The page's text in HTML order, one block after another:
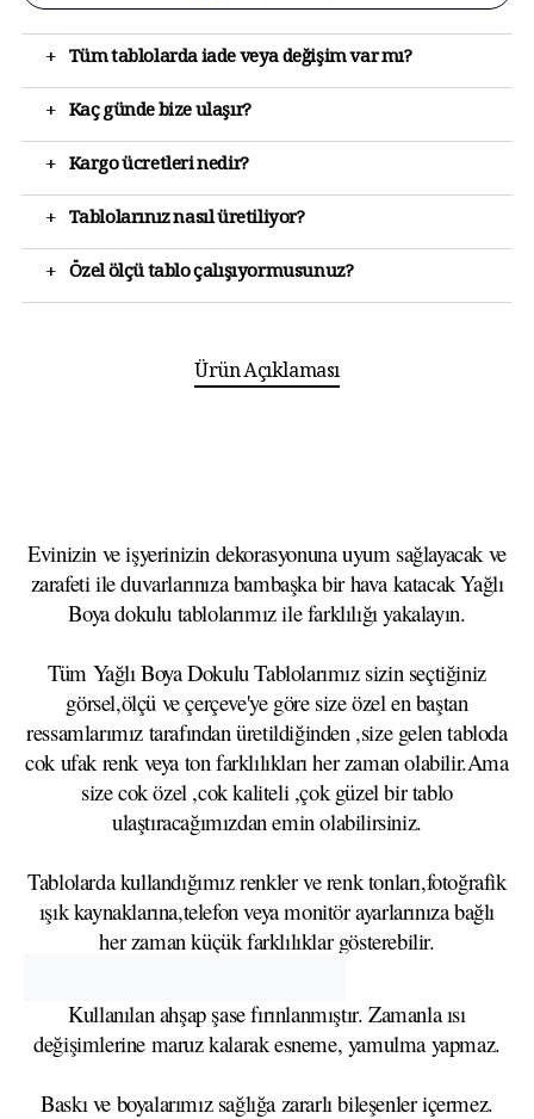
+ Tüm tablolarda iade veya değişim var mı?
+ Kaç günde bize ulaşır?
+ Kargo ücretleri nedir?
+ Tablolarınız nasıl üretiliyor?
+ Özel ölçü tablo çalışıyormusunuz?
Ürün Açıklaması
Evinizin ve işyerinizin dekorasyonuna uyum sağlayacak ve
zarafeti ile duvarlarınıza bambaşka bir hava katacak Yağlı
Boya dokulu tablolarımız ile farklılığı yakalayın.
Tüm Yağlı Boya Dokulu Tablolarımız sizin seçtiğiniz
görsel,ölçü ve çerçeve'ye göre size özel en baştan
ressamlarımız tarafından üretildiğinden ,size gelen tabloda
cok ufak renk veya ton farklılıkları her zaman olabilir.Ama
size cok özel ,cok kaliteli ,çok güzel bir tablo
ulaştıracağımızdan emin olabilirsiniz.
Tablolarda kullandığımız renkler ve renk tonları,fotoğrafik
ışık kaynaklarına,telefon veya monitör ayarlarınıza bağlı
her zaman küçük farklılıklar gösterebilir.
Kullanılan ahşap şase fırınlanmıştır. Zamanla ısı
değişimlerine maruz kalarak esneme, yamulma yapmaz.
Baskı ve boyalarımız sağlığa zararlı bileşenler içermez.